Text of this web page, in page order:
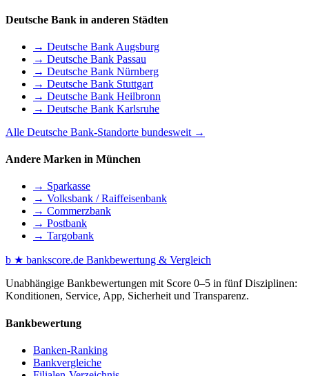
Deutsche Bank in anderen Städten
→ Deutsche Bank Augsburg
→ Deutsche Bank Passau
→ Deutsche Bank Nürnberg
→ Deutsche Bank Stuttgart
→ Deutsche Bank Heilbronn
→ Deutsche Bank Karlsruhe
Alle Deutsche Bank-Standorte bundesweit →
Andere Marken in München
→ Sparkasse
→ Volksbank / Raiffeisenbank
→ Commerzbank
→ Postbank
→ Targobank
b ★ bankscore.de Bankbewertung & Vergleich
Unabhängige Bankbewertungen mit Score 0–5 in fünf Disziplinen:
Konditionen, Service, App, Sicherheit und Transparenz.
Bankbewertung
Banken-Ranking
Bankvergleiche